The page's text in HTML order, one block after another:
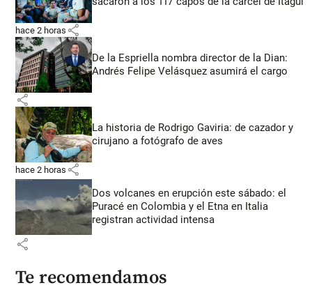
hace 2 horas share
De la Espriella nombra director de la Dian:
Andrés Felipe Velásquez asumirá el cargo
share
La historia de Rodrigo Gaviria: de cazador y
cirujano a fotógrafo de aves
hace 2 horas share
Dos volcanes en erupción este sábado: el
Puracé en Colombia y el Etna en Italia
registran actividad intensa
share
Te recomendamos